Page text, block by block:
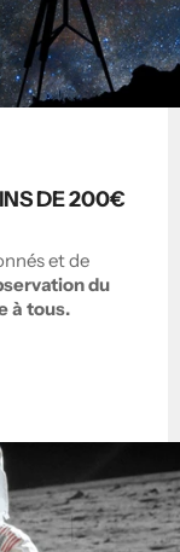
DE 200€
et de
du
à tous.